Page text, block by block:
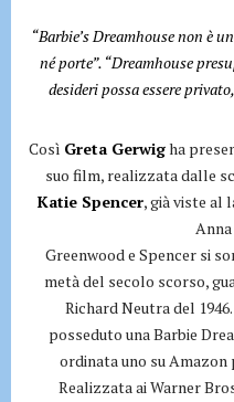
“Barbie’s Dreamhouse non è
né porte”. “Dreamhouse
desideri possa essere
Così Greta Gerwigha
suo film, realizzata dalle
Katie Spencer, già viste al
Greenwood e Spencer si
metà del secolo scorso,
Richard Neutra del
posseduto una Barbie
ordinata uno su
Realizzata ai Warner